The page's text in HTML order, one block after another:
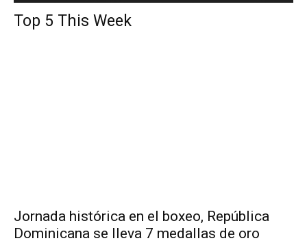
Top 5 This Week
Jornada histórica en el boxeo, República
Dominicana se lleva 7 medallas de oro